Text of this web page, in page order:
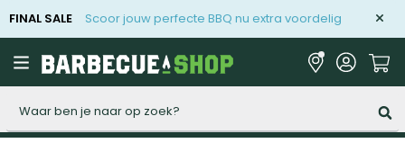
FINAL SALE Scoor jouw perfecte BBQ nu extra voordelig